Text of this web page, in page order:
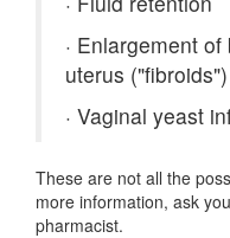
· Enlargement
uterus ("fibroids")
· Vaginal yeast
These are not all the
more information, ask
pharmacist.